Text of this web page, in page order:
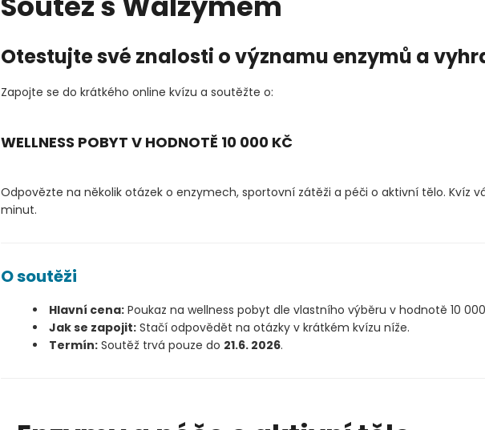
Otestujte své znalosti o významu enzymů a
Zapojte se do krátkého online kvízu a soutěžte o:
WELLNESS POBYT V HODNOTĚ 10 000 KČ
Odpovězte na několik otázek o enzymech, sportovní zátěži a péči o aktivní tělo. Kvíz
minut.
O soutěži
Hlavní cena: Poukaz na wellness pobyt dle vlastního výběru v hodnotě 10
Jak se zapojit: Stačí odpovědět na otázky v krátkém kvízu níže.
Termín: Soutěž trvá pouze do 21.6. 2026.